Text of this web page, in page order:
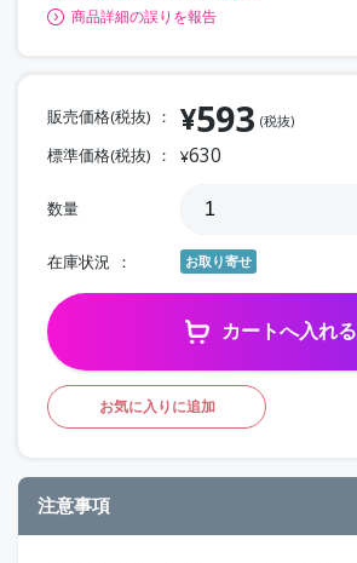
商品詳細の誤りを報告
販売価格(税抜) ¥593 (税抜)
標準価格(税抜) ¥630
数量
在庫状況 お取り寄せ
カートへ入れる
お気に入りに追加
注意事項